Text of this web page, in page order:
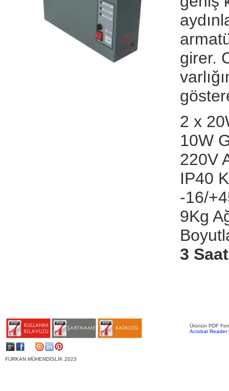
girer.
2 x
10W
220V
IP40
-16/
9Kg
3
Ürünün PDF
Acrobat Reader
FURKAN MÜHENDİSLİK 2023